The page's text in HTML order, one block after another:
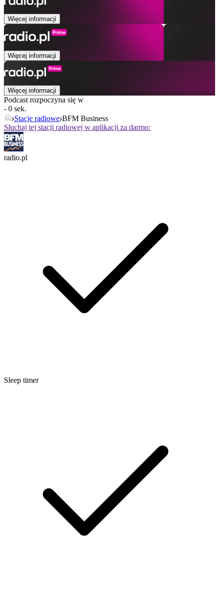
Więcej informacji
Więcej informacji
Więcej informacji
Podcast rozpoczyna się w
- 0 sek.
Stacje radiowe BFM Business
Słuchaj tej stacji radiowej w aplikacji za darmo:
radio.pl
Sleep timer